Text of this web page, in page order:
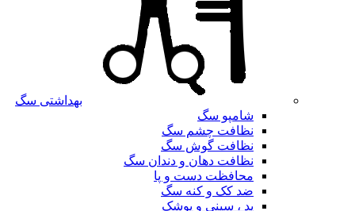
بهداشتی سگ
شامپو سگ
نظافت چشم سگ
نظافت گوش سگ
نظافت دهان و دندان سگ
محافظت دست و پا
ضد کک و کنه سگ
پد ، سینی و پوشک